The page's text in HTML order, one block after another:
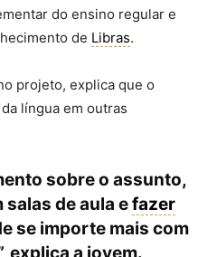
do ensino regular e
de Libras.
projeto, explica que o
língua em outras
sobre o assunto,
de aula efazer
se importe mais com
explica a jovem.